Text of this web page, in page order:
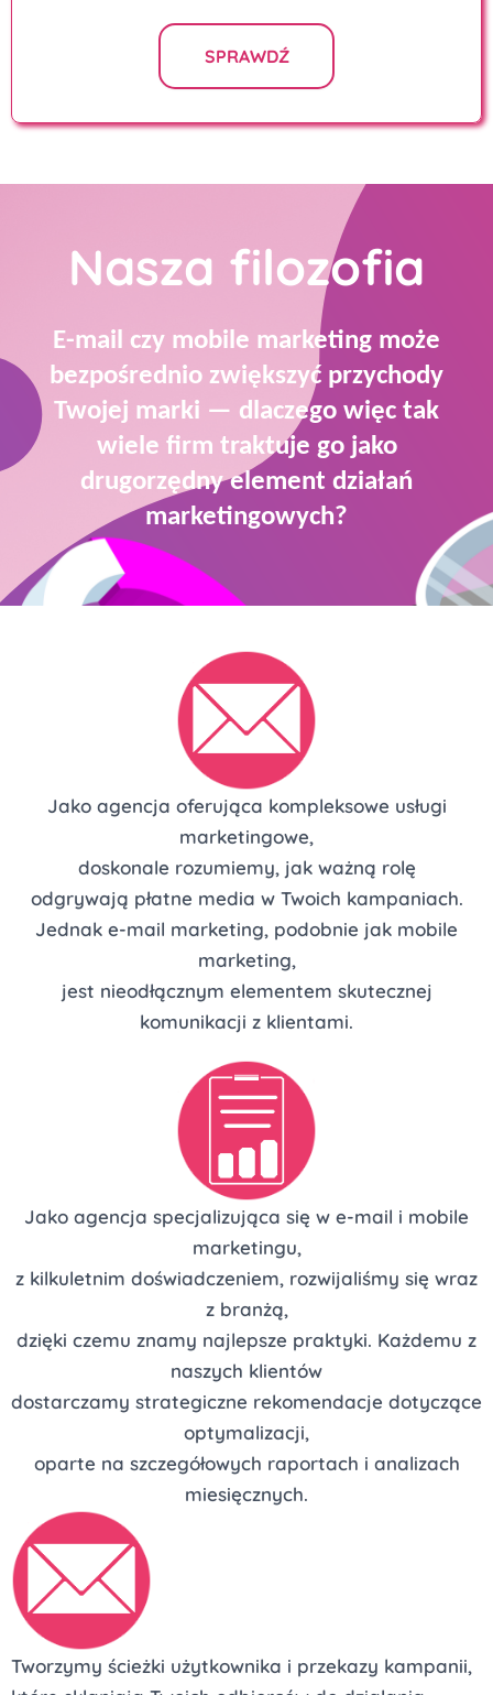
SPRAWDŹ
Nasza filozofia
E-mail czy mobile marketing może
bezpośrednio zwiększyć przychody
Twojej marki — dlaczego więc tak
wiele firm traktuje go jako
drugorzędny element działań
marketingowych?
Jako agencja oferująca kompleksowe usługi
marketingowe,
doskonale rozumiemy, jak ważną rolę
odgrywają płatne media w Twoich kampaniach.
Jednak e-mail marketing, podobnie jak mobile
marketing,
jest nieodłącznym elementem skutecznej
komunikacji z klientami.
Jako agencja specjalizująca się w e-mail i mobile
marketingu,
z kilkuletnim doświadczeniem, rozwijaliśmy się wraz
z branżą,
dzięki czemu znamy najlepsze praktyki. Każdemu z
naszych klientów
dostarczamy strategiczne rekomendacje dotyczące
optymalizacji,
oparte na szczegółowych raportach i analizach
miesięcznych.
Tworzymy ścieżki użytkownika i przekazy kampanii,